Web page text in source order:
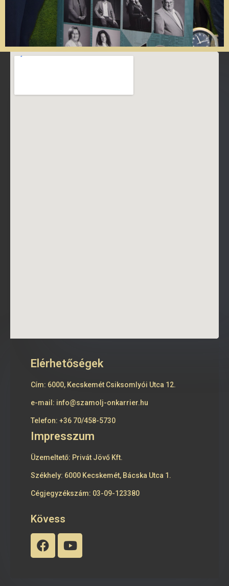
Elérhetőségek
Cím: 6000, Kecskemét Csiksomlyói Utca 12.
e-mail: info@szamolj-onkarrier.hu
Telefon: +36 70/458-5730
Impresszum
Üzemeltető: Privát Jövő Kft.
Székhely: 6000 Kecskemét, Bácska Utca 1.
Cégjegyzékszám: 03-09-123380
Kövess